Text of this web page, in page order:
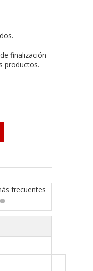
finalización
productos.
frecuentes